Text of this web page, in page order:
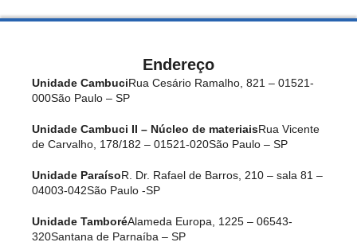
Endereço
Unidade CambuciRua Cesário Ramalho, 821 – 01521-
000São Paulo – SP
Unidade Cambuci II – Núcleo de materiaisRua Vicente
de Carvalho, 178/182 – 01521-020São Paulo – SP
Unidade ParaísoR. Dr. Rafael de Barros, 210 – sala 81 –
04003-042São Paulo -SP
Unidade TamboréAlameda Europa, 1225 – 06543-
320Santana de Parnaíba – SP